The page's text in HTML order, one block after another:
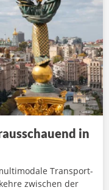
in
Transport-
zwischen der